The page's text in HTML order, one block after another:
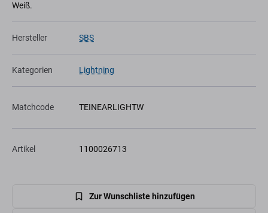
Weiß.
Hersteller SBS
Kategorien Lightning
Matchcode TEINEARLIGHTW
Artikel 1100026713
Zur Wunschliste hinzufügen